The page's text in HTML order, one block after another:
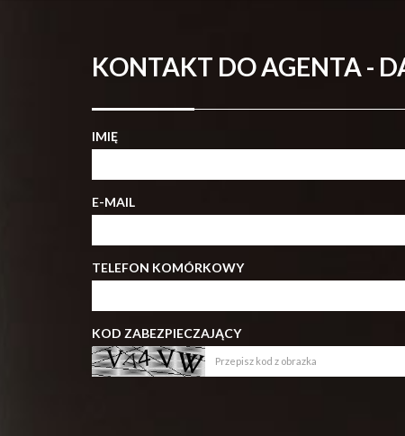
KONTAKT DO AGENTA -
IMIĘ
E-MAIL
TELEFON KOMÓRKOWY
KOD ZABEZPIECZAJĄCY